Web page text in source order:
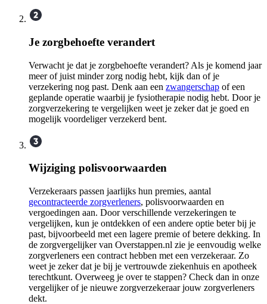
Je zorgbehoefte verandert
Verwacht je dat je zorgbehoefte verandert? Als je komend jaar
meer of juist minder zorg nodig hebt, kijk dan of je
verzekering nog past. Denk aan een zwangerschap of een
geplande operatie waarbij je fysiotherapie nodig hebt. Door je
zorgverzekering te vergelijken weet je zeker dat je goed en
mogelijk voordeliger verzekerd bent.
Wijziging polisvoorwaarden
Verzekeraars passen jaarlijks hun premies, aantal
gecontracteerde zorgverleners, polisvoorwaarden en
vergoedingen aan. Door verschillende verzekeringen te
vergelijken, kun je ontdekken of een andere optie beter bij je
past, bijvoorbeeld met een lagere premie of betere dekking. In
de zorgvergelijker van Overstappen.nl zie je eenvoudig welke
zorgverleners een contract hebben met een verzekeraar. Zo
weet je zeker dat je bij je vertrouwde ziekenhuis en apotheek
terechtkunt. Overweeg je over te stappen? Check dan in onze
vergelijker of je nieuwe zorgverzekeraar jouw zorgverleners
dekt.